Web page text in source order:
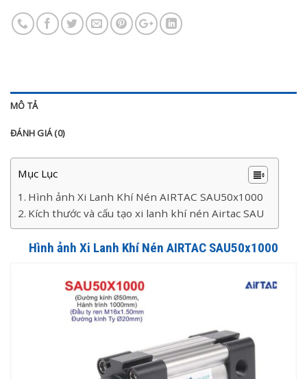
MÔ TẢ
ĐÁNH GIÁ (0)
Mục Lục
Hình ảnh Xi Lanh Khí Nén AIRTAC SAU50x1000
Kích thước và cấu tạo xi lanh khí nén Airtac SAU
Hình ảnh Xi Lanh Khí Nén AIRTAC SAU50x1000